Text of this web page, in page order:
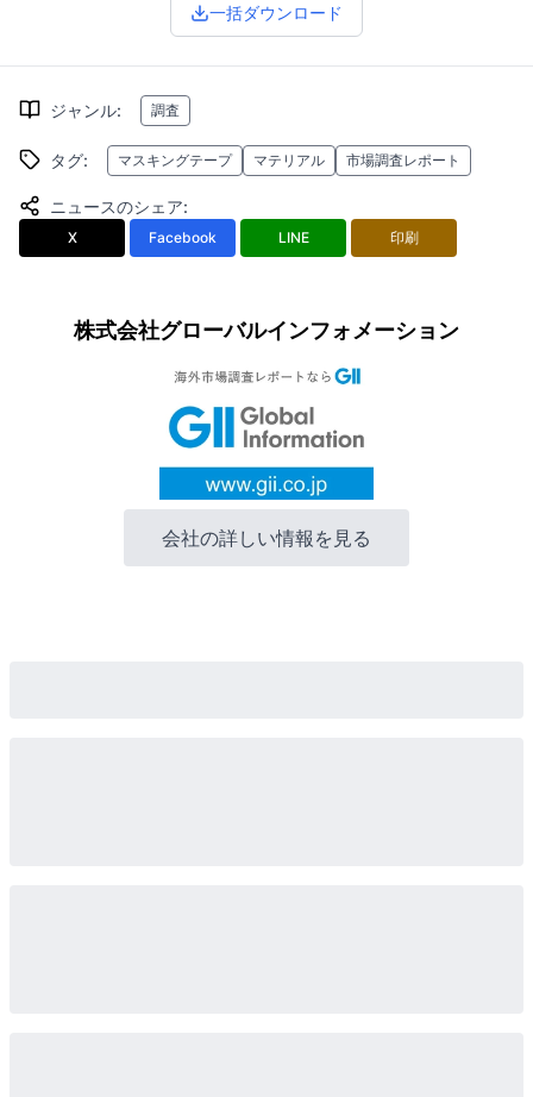
一括ダウンロード
ジャンル: 調査
タグ: マスキングテープ マテリアル 市場調査レポート
ニュースのシェア:
X Facebook LINE 印刷
株式会社グローバルインフォメーション
会社の詳しい情報を見る